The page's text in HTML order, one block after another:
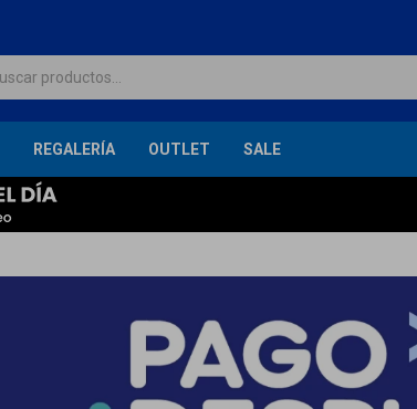
REGALERÍA OUTLET SALE